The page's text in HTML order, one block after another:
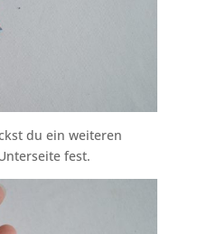
du ein weiteren
fest.